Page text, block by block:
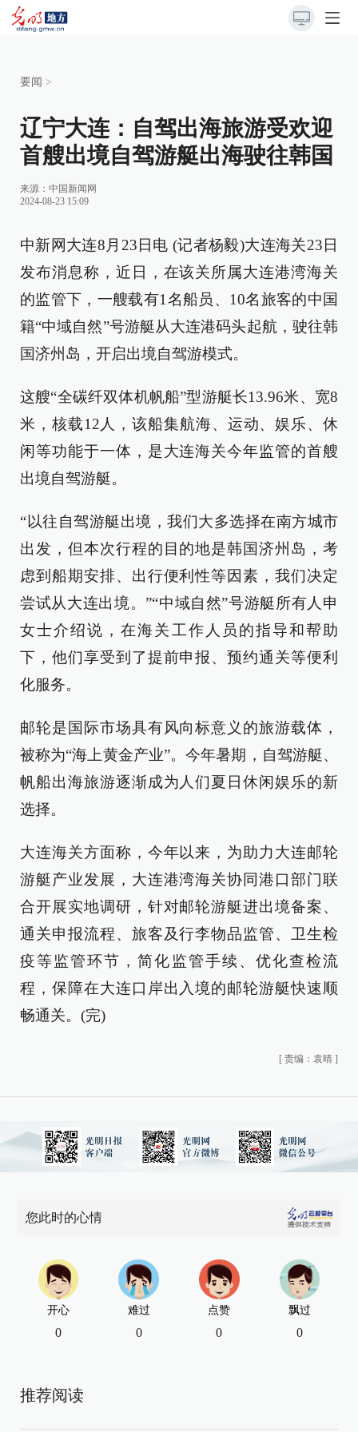
要闻 >
辽宁大连：自驾出海旅游受欢迎
首艘出境自驾游艇出海驶往韩国
来源： 中国新闻网
2024-08-23 15:09
中新网大连8月23日电 (记者杨毅)大连海关23日
发布消息称，近日，在该关所属大连港湾海关
的监管下，一艘载有1名船员、10名旅客的中国
籍“中域自然”号游艇从大连港码头起航，驶往韩
国济州岛，开启出境自驾游模式。
这艘“全碳纤双体机帆船”型游艇长13.96米、宽8
米，核载12人，该船集航海、运动、娱乐、休
闲等功能于一体，是大连海关今年监管的首艘
出境自驾游艇。
“以往自驾游艇出境，我们大多选择在南方城市
出发，但本次行程的目的地是韩国济州岛，考
虑到船期安排、出行便利性等因素，我们决定
尝试从大连出境。”“中域自然”号游艇所有人申
女士介绍说，在海关工作人员的指导和帮助
下，他们享受到了提前申报、预约通关等便利
化服务。
邮轮是国际市场具有风向标意义的旅游载体，
被称为“海上黄金产业”。今年暑期，自驾游艇、
帆船出海旅游逐渐成为人们夏日休闲娱乐的新
选择。
大连海关方面称，今年以来，为助力大连邮轮
游艇产业发展，大连港湾海关协同港口部门联
合开展实地调研，针对邮轮游艇进出境备案、
通关申报流程、旅客及行李物品监管、卫生检
疫等监管环节，简化监管手续、优化查检流
程，保障在大连口岸出入境的邮轮游艇快速顺
畅通关。(完)
[ 责编：袁晴 ]
您此时的心情
开心
0
难过
0
点赞
0
飘过
0
推荐阅读